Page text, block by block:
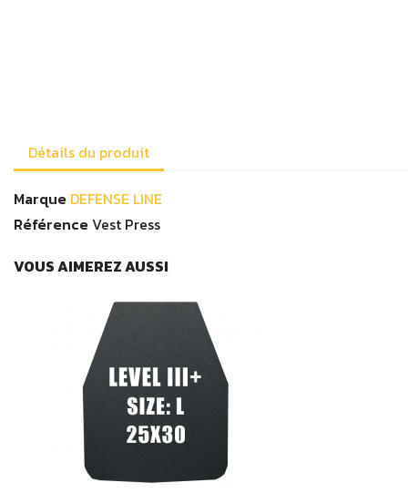
Détails du produit
Marque DEFENSE LINE
RéférenceVest Press
VOUS AIMEREZ AUSSI